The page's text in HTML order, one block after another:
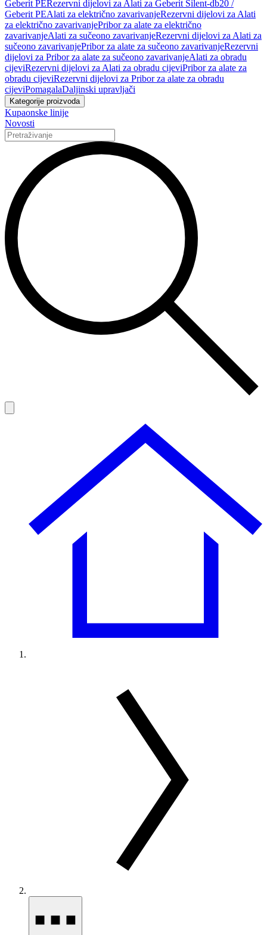
Geberit PERezervni dijelovi za Alati za Geberit Silent-db20 /
Geberit PEAlati za električno zavarivanjeRezervni dijelovi za Alati
za električno zavarivanjePribor za alate za električno
zavarivanjeAlati za sučeono zavarivanjeRezervni dijelovi za Alati za
sučeono zavarivanjePribor za alate za sučeono zavarivanjeRezervni
dijelovi za Pribor za alate za sučeono zavarivanjeAlati za obradu
cijeviRezervni dijelovi za Alati za obradu cijeviPribor za alate za
obradu cijeviRezervni dijelovi za Pribor za alate za obradu
cijeviPomagalaDaljinski upravljači
Kategorije proizvoda
Kupaonske linije
Novosti